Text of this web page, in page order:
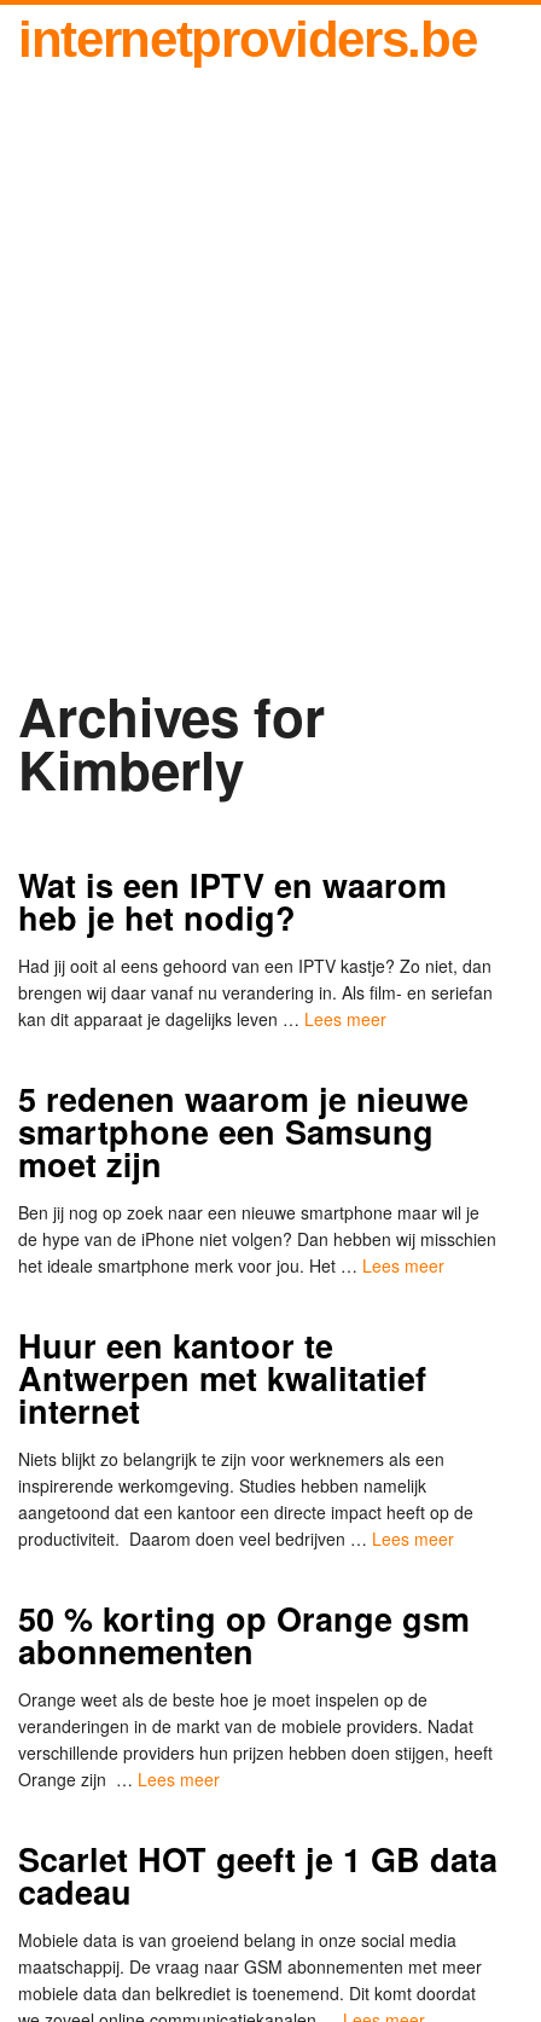
internetproviders.be
Archives for
Kimberly
Wat is een IPTV en waarom
heb je het nodig?
Had jij ooit al eens gehoord van een IPTV kastje? Zo niet, dan
brengen wij daar vanaf nu verandering in. Als film- en seriefan
kan dit apparaat je dagelijks leven … Lees meer
5 redenen waarom je nieuwe
smartphone een Samsung
moet zijn
Ben jij nog op zoek naar een nieuwe smartphone maar wil je
de hype van de iPhone niet volgen? Dan hebben wij misschien
het ideale smartphone merk voor jou. Het … Lees meer
Huur een kantoor te
Antwerpen met kwalitatief
internet
Niets blijkt zo belangrijk te zijn voor werknemers als een
inspirerende werkomgeving. Studies hebben namelijk
aangetoond dat een kantoor een directe impact heeft op de
productiviteit. Daarom doen veel bedrijven … Lees meer
50 % korting op Orange gsm
abonnementen
Orange weet als de beste hoe je moet inspelen op de
veranderingen in de markt van de mobiele providers. Nadat
verschillende providers hun prijzen hebben doen stijgen, heeft
Orange zijn … Lees meer
Scarlet HOT geeft je 1 GB data
cadeau
Mobiele data is van groeiend belang in onze social media
maatschappij. De vraag naar GSM abonnementen met meer
mobiele data dan belkrediet is toenemend. Dit komt doordat